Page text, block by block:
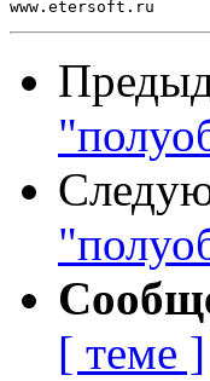
[ теме ]